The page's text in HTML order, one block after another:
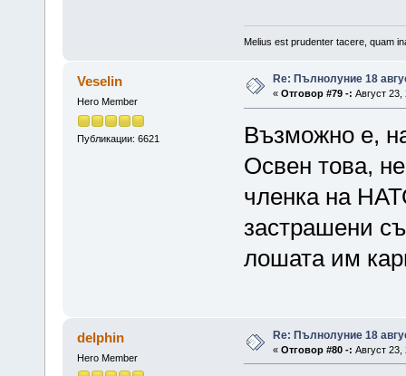
Melius est prudenter tacere, quam
Veselin
Hero Member
Публикации: 6621
Re: Пълнолуние 18
« Отговор #79 -: Август
Възможно е,
Освен това,
членка на
застрашени
лошата им
delphin
Hero Member
Re: Пълнолуние 18
« Отговор #80 -: Август